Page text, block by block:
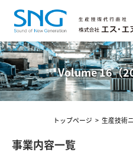
Volume 16（
トップページ > 生産技術
事業内容一覧